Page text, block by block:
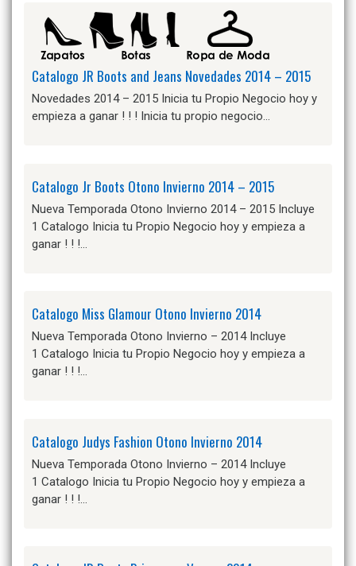
Catalogo JR Boots and Jeans Novedades 2014 – 2015
Novedades 2014 – 2015 Inicia tu Propio Negocio hoy y
empieza a ganar ! ! ! Inicia tu propio negocio…
Catalogo Jr Boots Otono Invierno 2014 – 2015
Nueva Temporada Otono Invierno 2014 – 2015 Incluye
1 Catalogo Inicia tu Propio Negocio hoy y empieza a
ganar ! ! !…
Catalogo Miss Glamour Otono Invierno 2014
Nueva Temporada Otono Invierno – 2014 Incluye
1 Catalogo Inicia tu Propio Negocio hoy y empieza a
ganar ! ! !…
Catalogo Judys Fashion Otono Invierno 2014
Nueva Temporada Otono Invierno – 2014 Incluye
1 Catalogo Inicia tu Propio Negocio hoy y empieza a
ganar ! ! !…